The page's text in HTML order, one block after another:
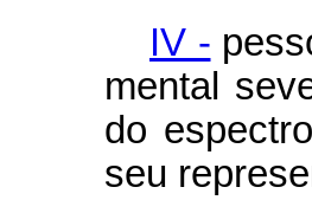
IV -
mental
do
seu